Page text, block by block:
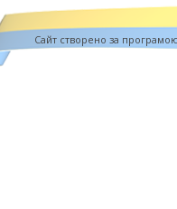
Cайт створено за